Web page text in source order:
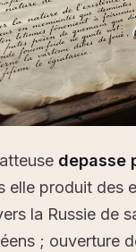
depasse
elle produit des
la Russie de
; ouverture